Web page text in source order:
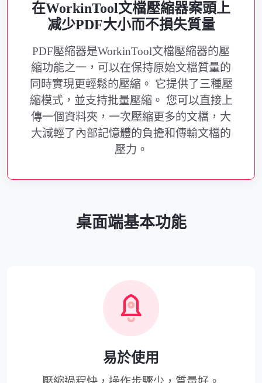
在WorkinTool文檔壓縮器案頭上
减少PDF大小而不損失質量
PDF壓縮器是WorkinTool文檔壓縮器的壓
縮功能之一，可以在保持原始文檔質量的
同時實現更輕鬆的壓縮。 它提供了三種壓
縮模式，並支持批量壓縮。 您可以直接上
傳一個資料夾，一次壓縮更多的文檔，大
大減輕了內部記憶體的負擔和傳輸文檔的
壓力。
桌面端基本功能
易於使用